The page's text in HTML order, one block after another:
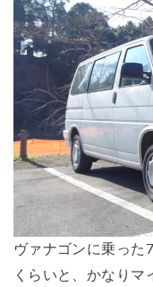
ヴァナゴンに乗った
くらいと、かなりマ